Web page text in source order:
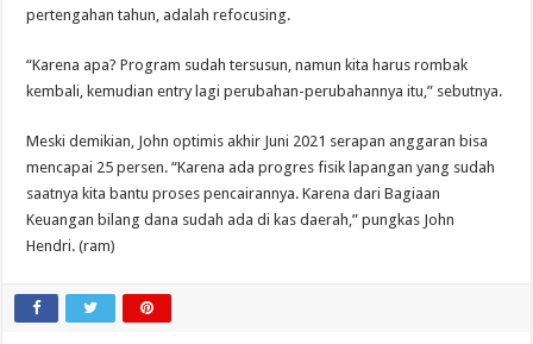
pertengahan tahun, adalah refocusing.
“Karena apa? Program sudah tersusun, namun kita harus rombak
kembali, kemudian entry lagi perubahan-perubahannya itu,” sebutnya.
Meski demikian, John optimis akhir Juni 2021 serapan anggaran bisa
mencapai 25 persen. “Karena ada progres fisik lapangan yang sudah
saatnya kita bantu proses pencairannya. Karena dari Bagiaan
Keuangan bilang dana sudah ada di kas daerah,” pungkas John
Hendri. (ram)